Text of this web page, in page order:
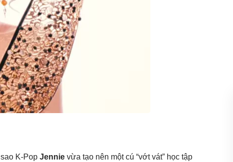
K-Pop Jennie vừa tạo nên một cú “vớt vát” học tập